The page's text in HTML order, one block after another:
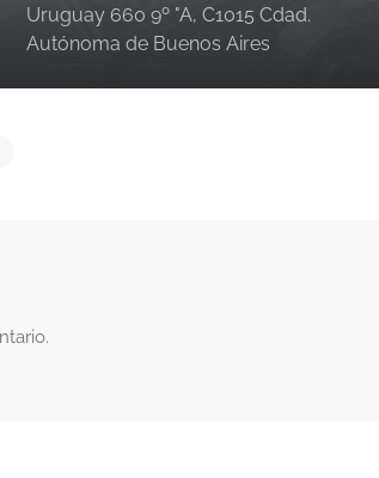
Uruguay 660 9º "A, C1015 Cdad.
Autónoma de Buenos Aires